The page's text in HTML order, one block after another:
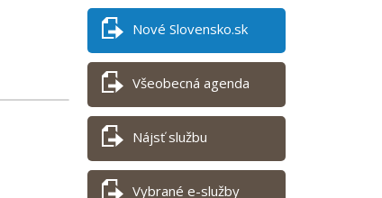
Nové Slovensko.sk
Všeobecná agenda
Nájsť službu
Vybrané e-služby